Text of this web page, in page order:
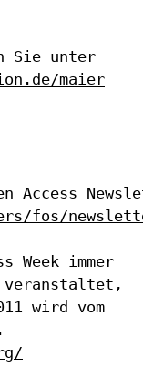
Sie unter
maier
fos/
Week immer
veranstaltet,
wird vom